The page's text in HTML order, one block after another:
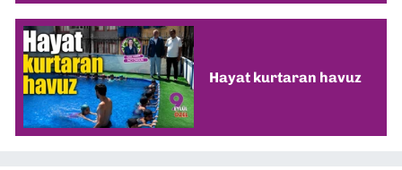
Hayat kurtaran havuz